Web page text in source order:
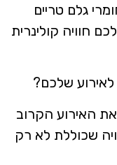
גלם טריים
חוויה קולינרית
שלכם?
האירוע הקרוב
שכוללת לא רק